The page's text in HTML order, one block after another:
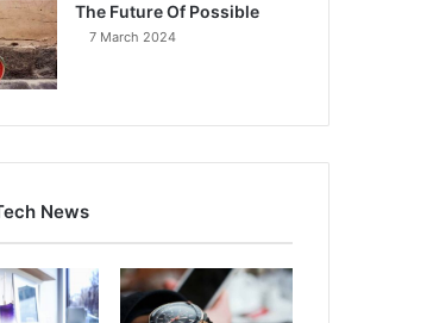
The Future Of Possible
7 March 2024
News